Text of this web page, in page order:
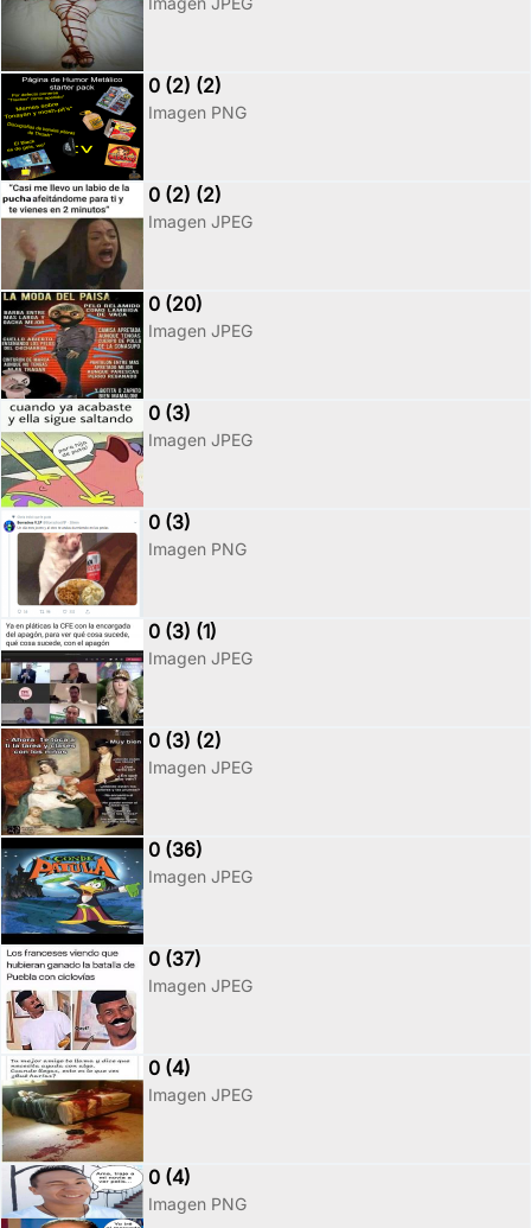
0 (2) (2)
Imagen PNG
0 (2) (2)
Imagen JPEG
0 (20)
Imagen JPEG
0 (3)
Imagen JPEG
0 (3)
Imagen PNG
0 (3) (1)
Imagen JPEG
0 (3) (2)
Imagen JPEG
0 (36)
Imagen JPEG
0 (37)
Imagen JPEG
0 (4)
Imagen JPEG
0 (4)
Imagen PNG